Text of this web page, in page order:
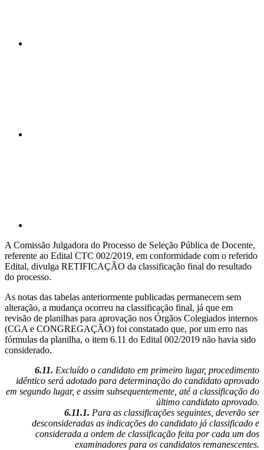
A Comissão Julgadora do Processo de Seleção Pública de Docente,
referente ao Edital CTC 002/2019, em conformidade com o referido
Edital, divulga RETIFICAÇÃO da classificação final do resultado
do processo.
As notas das tabelas anteriormente publicadas permanecem sem
alteração, a mudança ocorreu na classificação final, já que em
revisão de planilhas para aprovação nos Órgãos Colegiados internos
(CGA e CONGREGAÇÃO) foi constatado que, por um erro nas
fórmulas da planilha, o item 6.11 do Edital 002/2019 não havia sido
considerado.
6.11. Excluído o candidato em primeiro lugar, procedimento
idêntico será adotado para determinação do candidato aprovado
em segundo lugar, e assim subsequentemente, até a classificação do
último candidato aprovado.
6.11.1. Para as classificações seguintes, deverão ser
desconsideradas as indicações do candidato já classificado e
considerada a ordem de classificação feita por cada um dos
examinadores para os candidatos remanescentes.